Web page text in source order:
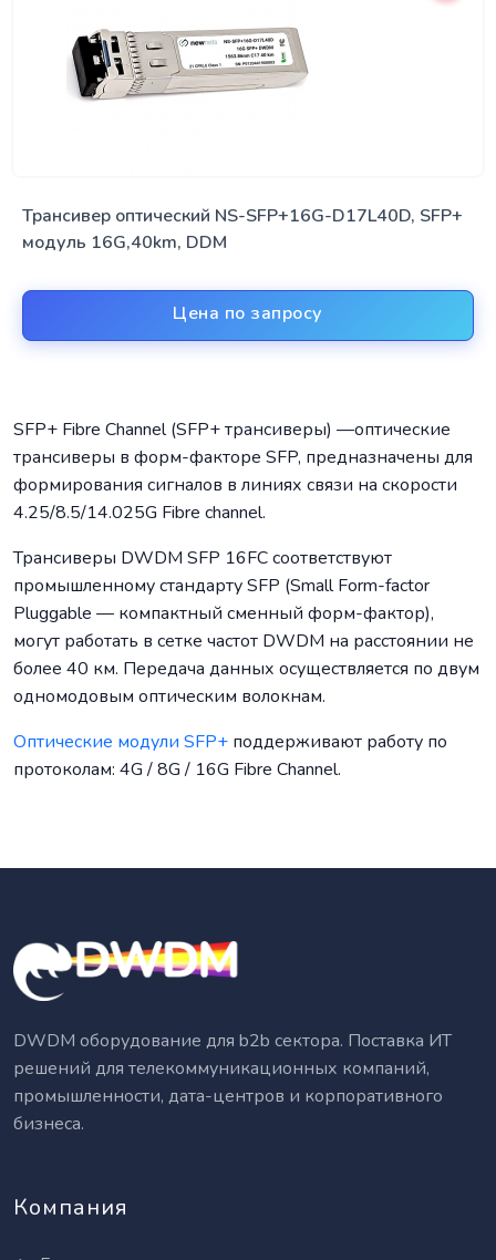
Трансивер оптический NS-SFP+16G-D17L40D, SFP+
модуль 16G,40km, DDM
Цена по запросу
SFP+ Fibre Channel (SFP+ трансиверы) —оптические
трансиверы в форм-факторе SFP, предназначены для
формирования сигналов в линиях связи на скорости
4.25/8.5/14.025G Fibre channel.
Трансиверы DWDM SFP 16FC соответствуют
промышленному стандарту SFP (Small Form-factor
Pluggable — компактный сменный форм-фактор),
могут работать в сетке частот DWDM на расстоянии не
более 40 км. Передача данных осуществляется по двум
одномодовым оптическим волокнам.
Оптические модули SFP+ поддерживают работу по
протоколам: 4G / 8G / 16G Fibre Channel.
DWDM оборудование для b2b сектора. Поставка ИТ
решений для телекоммуникационных компаний,
промышленности, дата-центров и корпоративного
бизнеса.
Компания